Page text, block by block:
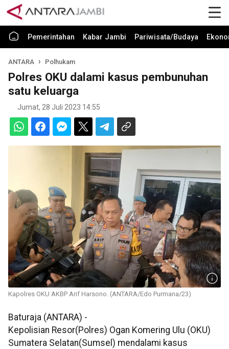
Pemerintahan Kabar Jambi Pariwisata/Budaya
ANTARA Polhukam
Polres OKU dalami kasus pembunuhan
satu keluarga
Jumat, 28 Juli 2023 14:55
Kapolres OKU AKBP Arif Harsono. (ANTARA/Edo Purmana/23)
Baturaja (ANTARA) -
Kepolisian Resor(Polres) Ogan Komering Ulu (OKU)
Sumatera Selatan(Sumsel) mendalami kasus